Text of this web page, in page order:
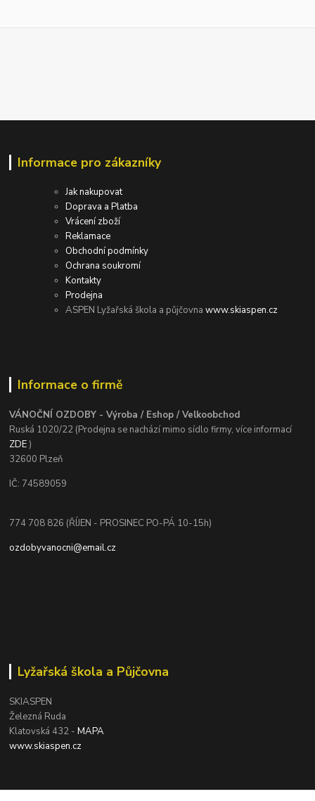
Informace pro zákazníky
Jak nakupovat
Doprava a Platba
Vrácení zboží
Reklamace
Obchodní podmínky
Ochrana soukromí
Kontakty
Prodejna
ASPEN Lyžařská škola a půjčovnawww.skiaspen.cz
Informace o firmě
VÁNOČNÍ OZDOBY - Výroba / Eshop / Velkoobchod
Ruská 1020/22 (Prodejna se nachází mimo sídlo firmy, více informací
ZDE)
32600 Plzeň
IČ: 74589059
774 708 826 (ŘÍJEN - PROSINEC PO-PÁ 10-15h)
ozdobyvanocni@email.cz
Lyžařská škola a Půjčovna
SKIASPEN
Železná Ruda
Klatovská 432 -MAPA
www.skiaspen.cz